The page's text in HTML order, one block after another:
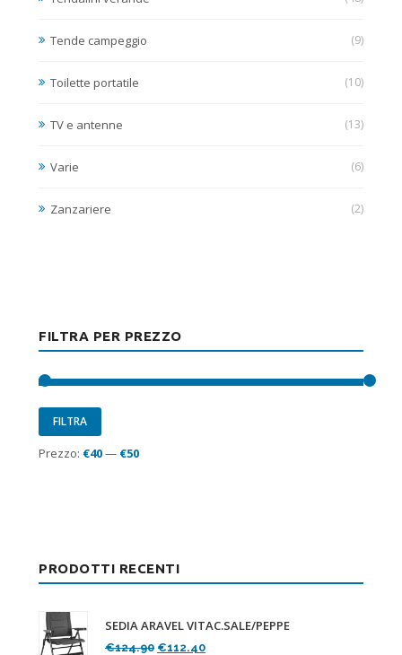
Tende campeggio (9)
Toilette portatile (10)
TV e antenne (13)
Varie (6)
Zanzariere (2)
FILTRA PER PREZZO
Prezzo
Min
Prezzo
Max
FILTRA
Prezzo: €40— €50
PRODOTTI RECENTI
SEDIA ARAVEL VITAC.SALE/PEPPE
€124.90 Il
€112.40Il